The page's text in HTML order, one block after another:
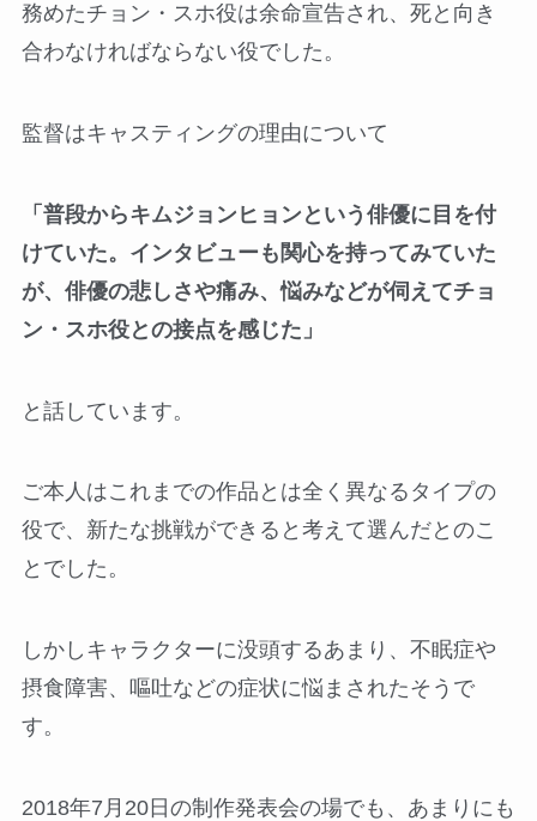
務めたチョン・スホ役は余命宣告され、死と向き
合わなければならない役でした。
監督はキャスティングの理由について
「普段からキムジョンヒョンという俳優に目を付
けていた。インタビューも関心を持ってみていた
が、俳優の悲しさや痛み、悩みなどが伺えてチョ
ン・スホ役との接点を感じた」
と話しています。
ご本人はこれまでの作品とは全く異なるタイプの
役で、新たな挑戦ができると考えて選んだとのこ
とでした。
しかしキャラクターに没頭するあまり、不眠症や
摂食障害、嘔吐などの症状に悩まされたそうで
す。
2018年7月20日の制作発表会の場でも、あまりにも